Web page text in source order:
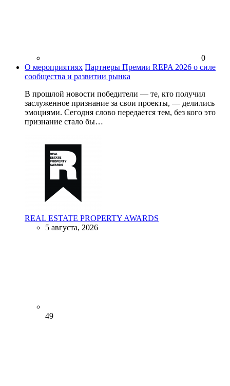
0
О мероприятиях Партнеры Премии REPA 2026 о силе
сообщества и развитии рынка
В прошлой новости победители — те, кто получил
заслуженное признание за свои проекты, — делились
эмоциями. Сегодня слово передается тем, без кого это
признание стало бы…
REAL ESTATE PROPERTY AWARDS
5 августа, 2026
49